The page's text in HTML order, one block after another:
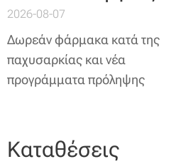
2026-08-07
Δωρεάν φάρμακα κατά της
παχυσαρκίας και νέα
προγράμματα πρόληψης
Καταθέσεις